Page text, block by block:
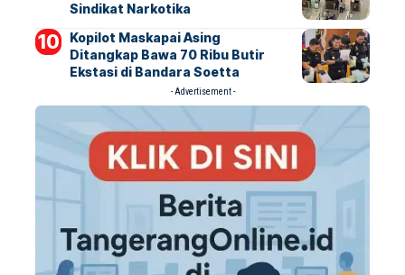
Sindikat Narkotika
Kopilot Maskapai Asing
Ditangkap Bawa 70 Ribu Butir
Ekstasi di Bandara Soetta
- Advertisement -